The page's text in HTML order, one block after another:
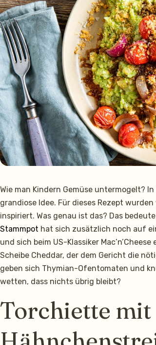
Wie man Kindern Gemüse untermogelt?
grandiose Idee. Für dieses Rezept
inspiriert. Was genau ist das? Das
Stammpot hat sich zusätzlich noch auf
und sich beim US-Klassiker
Scheibe Cheddar, der dem Gericht die
geben sich Thymian-Ofentomaten und
wetten, dass nichts übrig bleibt?
Torchiette mit